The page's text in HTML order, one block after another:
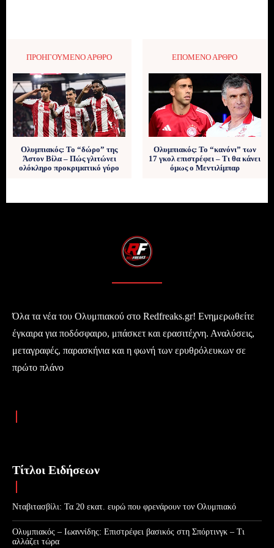
ΠΡΟΗΓΟΎΜΕΝΟ ΆΡΘΡΟ
Ολυμπιακός: Το “δώρο” της
Άστον Βίλα – Πώς γλιτώνει
ολόκληρο προκριματικό γύρο
ΕΠΌΜΕΝΟ ΆΡΘΡΟ
Ολυμπιακός: Το “κανόνι” των
17 γκολ επιστρέφει – Τι θα κάνει
όμως ο Μεντιλίμπαρ
Όλα τα νέα του Ολυμπιακού στο Redfreaks.gr! Ενημερωθείτε
έγκαιρα για ποδόσφαιρο, μπάσκετ και ερασιτέχνη. Αναλύσεις,
μεταγραφές, παρασκήνια και η φωνή των ερυθρόλευκων σε
πρώτο πλάνο
Τίτλοι Ειδήσεων
Νταβιτασβίλι: Τα 20 εκατ. ευρώ που φρενάρουν τον Ολυμπιακό
Ολυμπιακός – Ιωαννίδης: Επιστρέφει βασικός στη Σπόρτινγκ – Τι
αλλάζει τώρα